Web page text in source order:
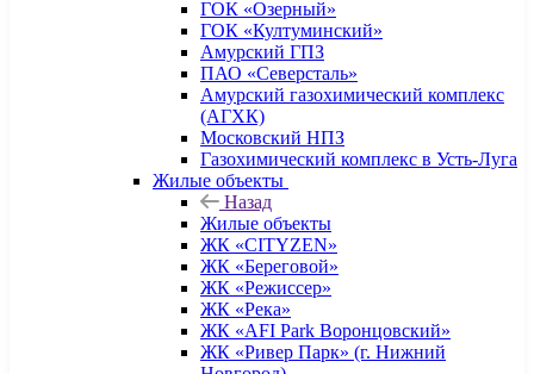
ГОК «Озерный»
ГОК «Култуминский»
Амурский ГПЗ
ПАО «Северсталь»
Амурский газохимический комплекс
(АГХК)
Московский НПЗ
Газохимический комплекс в Усть-Луга
Жилые объекты
Назад
Жилые объекты
ЖК «CITYZEN»
ЖК «Береговой»
ЖК «Режиссер»
ЖК «Река»
ЖК «AFI Park Воронцовский»
ЖК «Ривер Парк» (г. Нижний